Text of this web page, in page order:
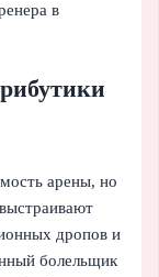
в
арены, но
дропов и
болельщик